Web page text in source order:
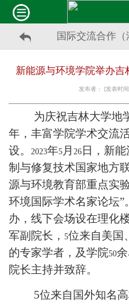
国际交流合作（
新能源与环境学院举办
发布者： [发表时
为庆祝吉林大学地
年，丰富学院学术交流
设。
2023年5 月 26 日，新
制与修复技术国家地方
源与环境教育部重点实
环境国际学术名家论坛
办，线下会场设在理化
军副院长， 5位来自美国
的专家学者，及学院50
院长主持并致辞。
5位来自国外知名